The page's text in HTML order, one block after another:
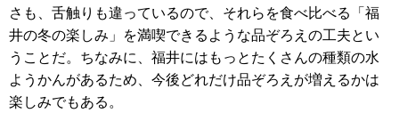
さも、舌触りも違っているので、それらを食べ比べる「福
井の冬の楽しみ」を満喫できるような品ぞろえの工夫とい
うことだ。ちなみに、福井にはもっとたくさんの種類の水
ようかんがあるため、今後どれだけ品ぞろえが増えるかは
楽しみでもある。